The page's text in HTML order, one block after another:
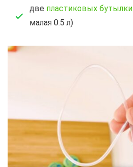
две пластиковых бутылки
малая 0.5 л)